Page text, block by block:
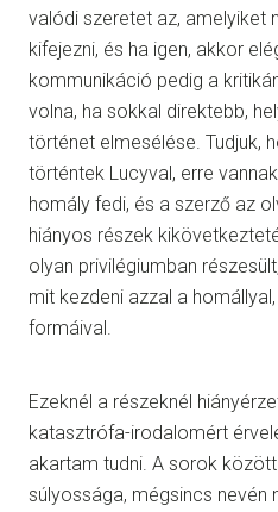
valódi szeretet az, amelyiket
kifejezni, és ha igen, akkor
kommunikáció pedig a
volna, ha sokkal direktebb,
történet elmesélése. Tudjuk,
történtek Lucyval, erre
homály fedi, és a szerző az
hiányos részek
olyan privilégiumban
mit kezdeni azzal a
formáival.
Ezeknél a részeknél
katasztrófa-irodalomért
akartam tudni. A sorok
súlyossága, mégsincs nevén